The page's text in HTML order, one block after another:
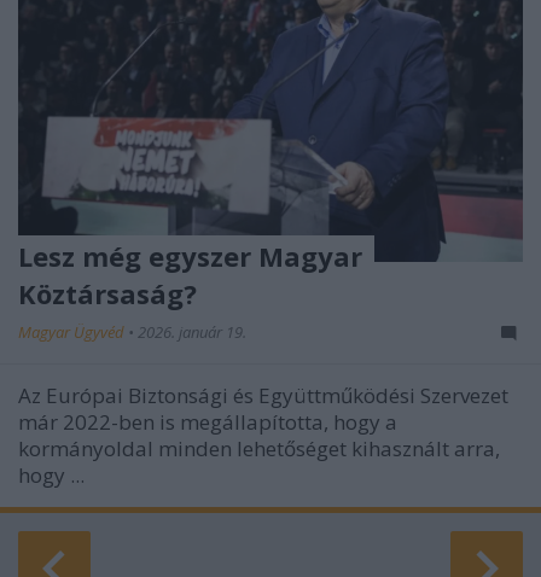
Lesz még egyszer Magyar
Köztársaság?
Magyar Ügyvéd • 2026. január 19.
Az Európai Biztonsági és Együttműködési Szervezet
már 2022-ben is megállapította, hogy a
kormányoldal minden lehetőséget kihasznált arra,
hogy ...